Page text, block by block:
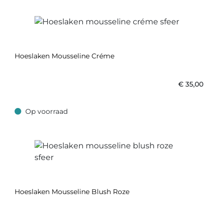
Hoeslaken Mousseline Créme
€ 35,00
Op voorraad
Op voorraad
Hoeslaken Mousseline Blush Roze